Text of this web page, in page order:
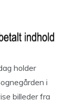
holder
i
billeder fra